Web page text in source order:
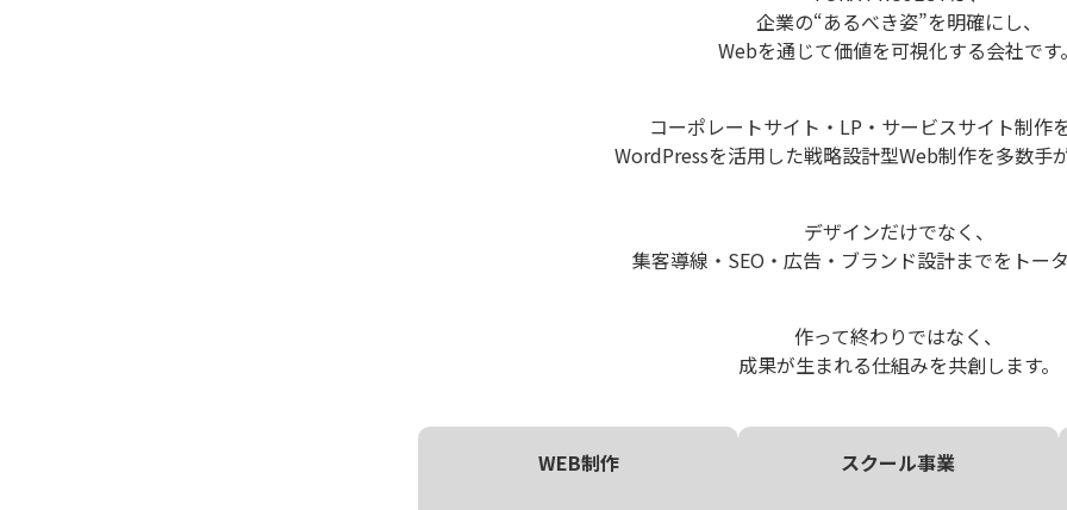
企業の“あるべき姿”を明確にし、
Webを通じて価値を可視化する会社です
コーポレートサイト・LP・サービスサイト制作
WordPressを活用した戦略設計型Web制作を多数手
デザインだけでなく、
集客導線・SEO・広告・ブランド設計までをトー
作って終わりではなく、
成果が生まれる仕組みを共創します。
WEB制作 スクール事業